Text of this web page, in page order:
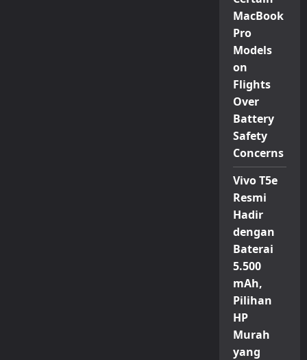
MacBook
Pro
Models
on
Flights
Over
Battery
Safety
Concerns
Vivo T5e
Resmi
Hadir
dengan
Baterai
5.500
mAh,
Pilihan
HP
Murah
yang